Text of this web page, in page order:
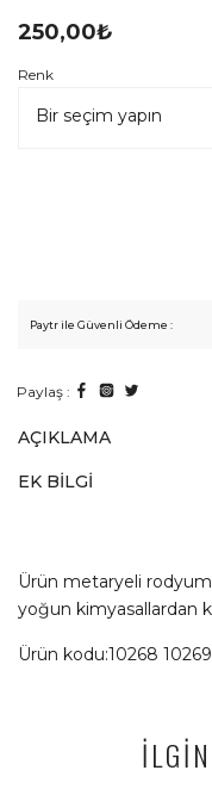
250,00₺
Renk
Paytr ile Güvenli Ödeme :
Paylaş :
AÇIKLAMA
EK BILGI
Ürün metaryeli
yoğun kimyasallardan
Ürün kodu:10268 10269